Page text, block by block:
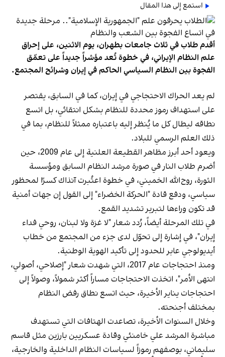
استمع إلى هذا المقال
أقدم طلاب في ثلاث جامعات بطهران، يوم الاثنين، على إحراق
علم النظام الإيراني، في خطوة تُعد مؤشراً جديداً على تعمّق
الفجوة بين النظام السياسي الحاكم في إيران وشرائح المجتمع.
لم يعد الحراك الاحتجاجي في إيران، كما في السابق، يقتصر
على استهداف رموز محددة للنظام بشكل انتقائي، بل اتسع
نطاقه ليطال كل ما يُنظر إليه باعتباره ممثلاً للنظام، بما في
ذلك العلم الرسمي للبلاد.
ويعود أحد أبرز مظاهر القطيعة العلنية إلى عام 2009، حين
أضرم طلاب النار في صورة مرشد النظام السابق ومؤسسة
الثورة، روح‌الله الخميني، في خطوة اعتُبرت آنذاك كسرًا لمحظور
سياسي، ودفع قادة "الحركة الخضراء" إلى القول إن جهات أمنية
قد تكون وراءها لتبرير تشديد القمع.
في تلك المرحلة أيضاً، رُدد شعار "لا غزة ولا لبنان، روحي فداء
إيران"، في إشارة إلى تحوّل لدى جزء من المجتمع من خطاب
أيديولوجي عابر للحدود إلى تأكيد الهوية الوطنية.
ومنذ احتجاجات عام 2017، التي شهدت شعار "إصلاحي، أصولي،
انتهى الأمر"، اتخذت الاحتجاجات مساراً أكثر شمولاً، وصولاً إلى
احتجاجات يناير الأخيرة، حيث اتسع نطاق رفض النظام
بمختلف أجنحته.
وخلال السنوات الأخيرة، تصاعدت الهتافات التي تستهدف
مباشرة المرشد علي خامنئي وقادة عسكريين بارزين مثل قاسم
سليماني، بوصفهم رموزاً لسياسات النظام الداخلية والخارجية،